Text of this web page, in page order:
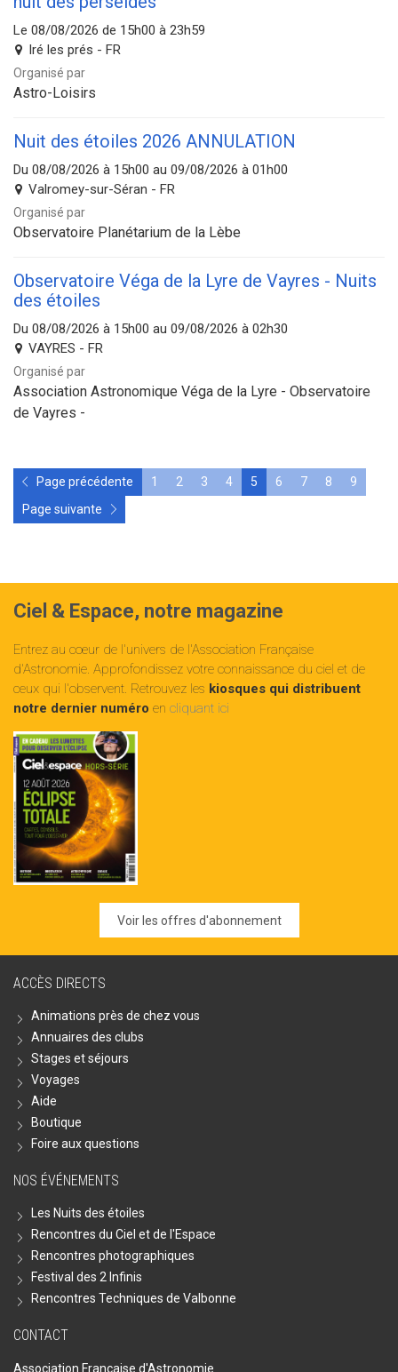
Le 08/08/2026 de 15h00 à 23h59
Iré les prés - FR
Organisé par
Astro-Loisirs
Nuit des étoiles 2026 ANNULATION
Du 08/08/2026 à 15h00 au 09/08/2026 à 01h00
Valromey-sur-Séran - FR
Organisé par
Observatoire Planétarium de la Lèbe
Observatoire Véga de la Lyre de Vayres - Nuits
des étoiles
Du 08/08/2026 à 15h00 au 09/08/2026 à 02h30
VAYRES - FR
Organisé par
Association Astronomique Véga de la Lyre - Observatoire
de Vayres -
Page précédente 1 2 3 4 5 6 7 8
9
Page suivante
Ciel & Espace, notre magazine
Entrez au cœur de l'univers de l'Association Française
d'Astronomie. Approfondissez votre connaissance du ciel et de
ceux qui l'observent. Retrouvez les kiosques qui distribuent
notre dernier numéro en cliquant ici
Voir les offres d'abonnement
ACCÈS DIRECTS
Animations près de chez vous
Annuaires des clubs
Stages et séjours
Voyages
Aide
Boutique
Foire aux questions
NOS ÉVÉNEMENTS
Les Nuits des étoiles
Rencontres du Ciel et de l'Espace
Rencontres photographiques
Festival des 2 Infinis
Rencontres Techniques de Valbonne
CONTACT
Association Française d'Astronomie